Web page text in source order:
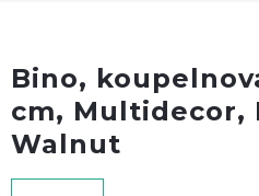
Bino,
cm, Multidecor,
Walnut